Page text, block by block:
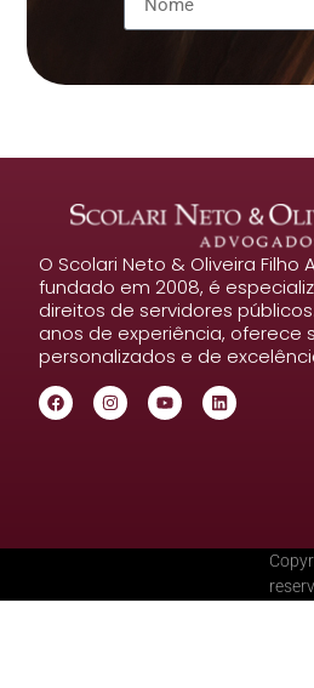
O Scolari Neto & Oliveira Filho
fundado em 2008, é
direitos de servidores
anos de experiência, oferece
personalizados e de